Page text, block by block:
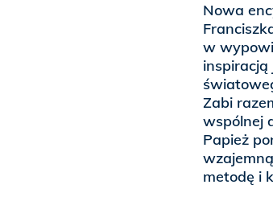
Nowa
w
Zabi
wspólnej
Papież
metodę i